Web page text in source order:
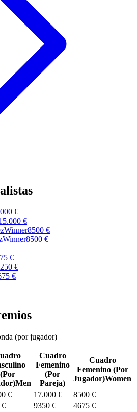
€
€
Winner8500 €
Winner8500 €
€
€
€
(por jugador)
(Por
)Men
Cuadro
Femenino
(Por
Pareja)
Cuadro
Femenino(Por
Jugador)Women
€ 17.000 €
8500 €
€ 9350 €
4675 €